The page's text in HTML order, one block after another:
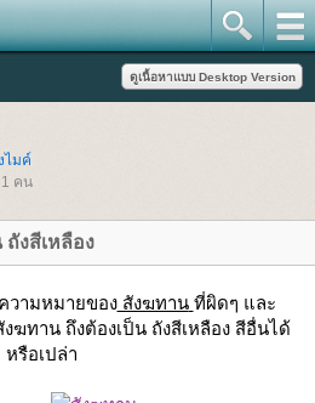
ไมค์
คน
งสีเหลือง
วามหมายของสังฆทาน ที่ผิดๆ และ
ฆทาน ถึงต้องเป็น ถังสีเหลือง สีอื่นได้
หรือเปล่า